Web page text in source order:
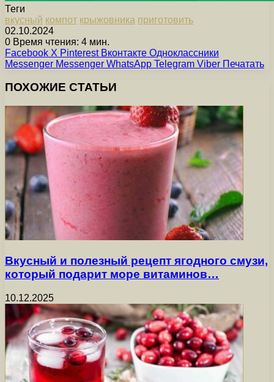
Теги
вкусный компот крыжовника приготовить
02.10.2024
0 Время чтения: 4 мин.
Facebook X Pinterest Вконтакте Одноклассники
Messenger Messenger WhatsApp Telegram Viber Печатать
ПОХОЖИЕ СТАТЬИ
Вкусный и полезный рецепт ягодного смузи,
который подарит море витаминов…
10.12.2025